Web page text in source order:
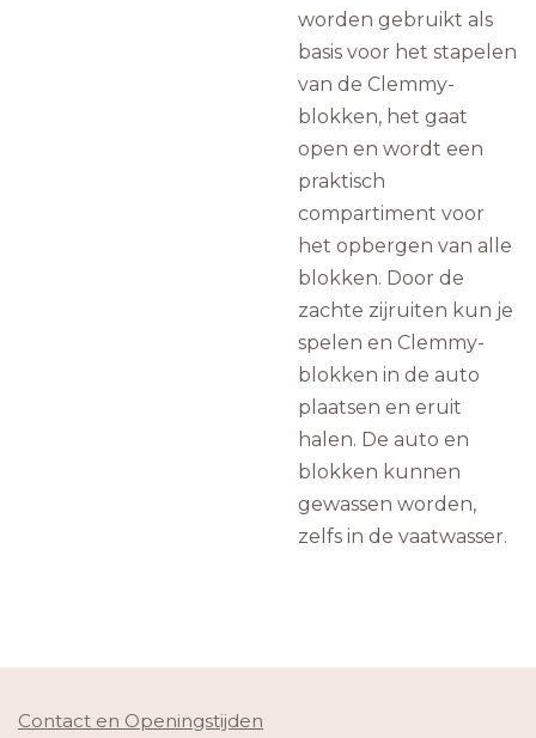
worden gebruikt als
basis voor het stapelen
van de Clemmy-
blokken, het gaat
open en wordt een
praktisch
compartiment voor
het opbergen van alle
blokken. Door de
zachte zijruiten kun je
spelen en Clemmy-
blokken in de auto
plaatsen en eruit
halen. De auto en
blokken kunnen
gewassen worden,
zelfs in de vaatwasser.
Contact en Openingstijden